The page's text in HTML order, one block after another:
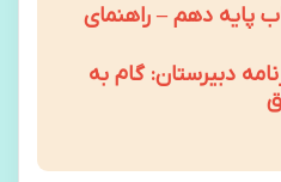
پایه دهم – راهنمای
دبیرستان: گام به